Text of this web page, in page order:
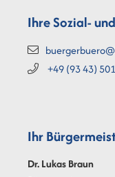
Ihre Sozial-
+49 (9343)
Ihr
Dr. LukasBraun